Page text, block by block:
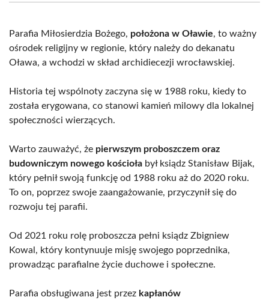
Parafia Miłosierdzia Bożego, położona w Oławie, to ważny
ośrodek religijny w regionie, który należy do dekanatu
Oława, a wchodzi w skład archidiecezji wrocławskiej.
Historia tej wspólnoty zaczyna się w 1988 roku, kiedy to
została erygowana, co stanowi kamień milowy dla lokalnej
społeczności wierzących.
Warto zauważyć, że pierwszym proboszczem oraz
budowniczym nowego kościoła był ksiądz Stanisław Bijak,
który pełnił swoją funkcję od 1988 roku aż do 2020 roku.
To on, poprzez swoje zaangażowanie, przyczynił się do
rozwoju tej parafii.
Od 2021 roku rolę proboszcza pełni ksiądz Zbigniew
Kowal, który kontynuuje misję swojego poprzednika,
prowadząc parafialne życie duchowe i społeczne.
Parafia obsługiwana jest przez kapłanów